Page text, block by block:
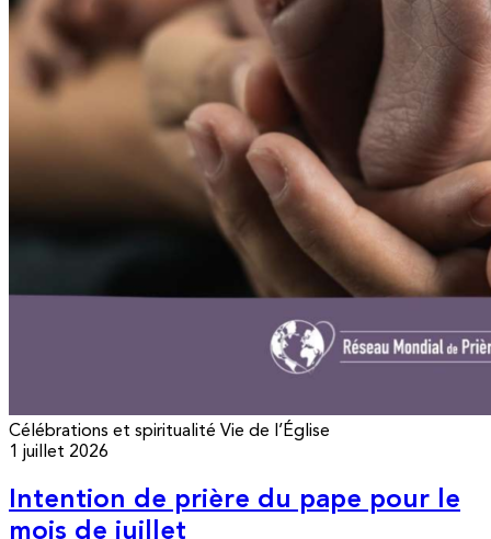
Célébrations et spiritualité Vie de l’Église
1 juillet 2026
Intention de prière du pape pour le
mois de juillet